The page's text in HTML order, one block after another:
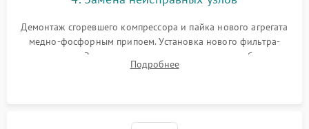
Демонтаж сгоревшего компрессора и пайка нового агрегата
медно-фосфорным припоем. Установка нового фильтра-
осушителя. Замена изношенных вентиляторов обдува,
сломанных заслонок или поврежденных дверных петель.
Подробнее